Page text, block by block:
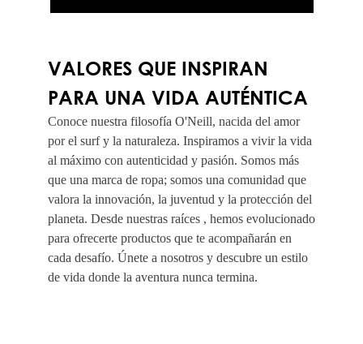
VALORES QUE INSPIRAN
PARA UNA VIDA AUTÉNTICA
Conoce nuestra filosofía O'Neill, nacida del amor
por el surf y la naturaleza. Inspiramos a vivir la vida
al máximo con autenticidad y pasión. Somos más
que una marca de ropa; somos una comunidad que
valora la innovación, la juventud y la protección del
planeta. Desde nuestras raíces , hemos evolucionado
para ofrecerte productos que te acompañarán en
cada desafío. Únete a nosotros y descubre un estilo
de vida donde la aventura nunca termina.